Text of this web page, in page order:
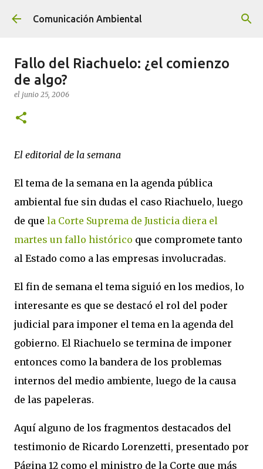
Ir al contenido principal
Comunicación Ambiental
Fallo del Riachuelo: ¿el comienzo
de algo?
el junio 25, 2006
El editorial de la semana
El tema de la semana en la agenda pública
ambiental fue sin dudas el caso Riachuelo, luego
de que la Corte Suprema de Justicia diera el
martes un fallo histórico que compromete tanto
al Estado como a las empresas involucradas.
El fin de semana el tema siguió en los medios, lo
interesante es que se destacó el rol del poder
judicial para imponer el tema en la agenda del
gobierno. El Riachuelo se termina de imponer
entonces como la bandera de los problemas
internos del medio ambiente, luego de la causa
de las papeleras.
Aquí alguno de los fragmentos destacados del
testimonio de Ricardo Lorenzetti, presentado por
Página 12 como el ministro de la Corte que más